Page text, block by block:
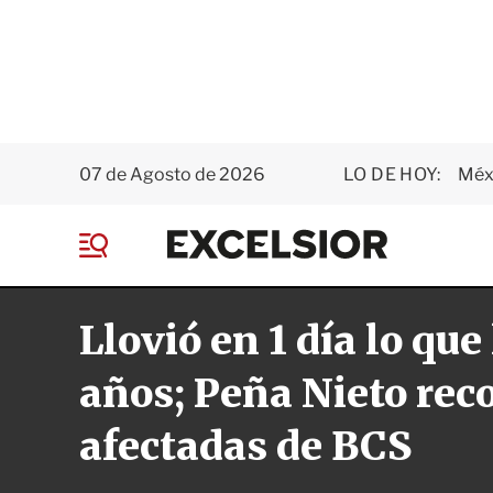
07 de Agosto de 2026 LO DE HOY:
E
x
e
s
i
r
e
ú
Llovió en 1 día lo
años; Peña Nieto
afectadas de BCS